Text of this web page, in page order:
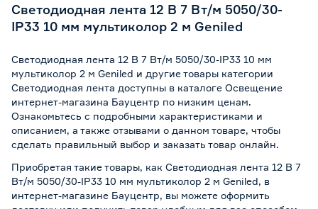
Светодиодная лента 12 В 7 Вт/м 5050/30-
IP33 10 мм мультиколор 2 м Geniled
Светодиодная лента 12 В 7 Вт/м 5050/30-IP33 10 мм
мультиколор 2 м Geniled и другие товары категории
Светодиодная лента доступны в каталоге Освещение
интернет-магазина Бауцентр по низким ценам.
Ознакомьтесь с подробными характеристиками и
описанием, а также отзывами о данном товаре, чтобы
сделать правильный выбор и заказать товар онлайн.
Приобретая такие товары, как Светодиодная лента 12 В 7
Вт/м 5050/30-IP33 10 мм мультиколор 2 м Geniled, в
интернет-магазине Бауцентр, вы можете оформить